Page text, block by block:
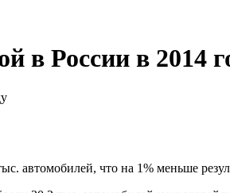
в России в 2014
автомобилей, что на 1% меньше